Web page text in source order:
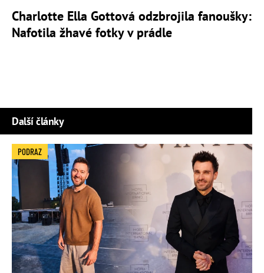
Charlotte Ella Gottová odzbrojila fanoušky:
Nafotila žhavé fotky v prádle
Další články
PODRAZ